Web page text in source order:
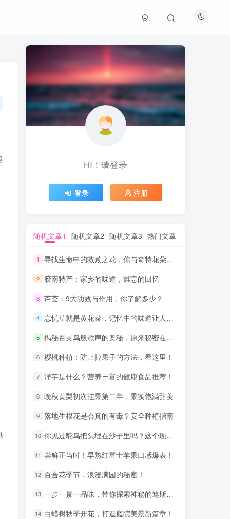
HI！请登录
登录 注册
随机文章1 随机文章2 随机文章3 热门文章
1 寻找生命中的救赎之花，你与奇特花朵的缘分在这里
2 胶南特产：家乡的味道，难忘的回忆
3 芦荟：9大功效与作用，你了解多少？
4 忘忧草就是黄花菜，记忆中的味道让人陶醉
5 揭秘百灵鸟般歌声的奥秘，原来秘密在这款耳机中
6 樱桃种植：防止掉果子的方法，看这里！
7 洋芋是什么？营养丰富的健康食品推荐！
8 晚秋黄梨初次挂果第二年，果实饱满甜美
9 落地生根花是否真的有毒？安全种植指南
10 你见过鸵鸟把头埋在沙子里吗？这个现象真神奇！
11 尝鲜正当时！早熟红富士苹果口感爆表！
12 百合花季节，浪漫满园的秘密！
13 一步一景一品味，带你探索神秘的笃斯产地
14 白蜡树秋季开花，打造庭院美景新篇章！
HI！请登录
登录 注册
随机文章1 随机文章2 随机文章3 热门文章
1 寻找生命中的救赎之花，你与奇特花朵的缘分在这里
2 胶南特产：家乡的味道，难忘的回忆
3 芦荟：9大功效与作用，你了解多少？
4 忘忧草就是黄花菜，记忆中的味道让人陶醉
5 揭秘百灵鸟般歌声的奥秘，原来秘密在这款耳机中
6 樱桃种植：防止掉果子的方法，看这里！
7 洋芋是什么？营养丰富的健康食品推荐！
8 晚秋黄梨初次挂果第二年，果实饱满甜美
9 落地生根花是否真的有毒？安全种植指南
10 你见过鸵鸟把头埋在沙子里吗？这个现象真神奇！
11 尝鲜正当时！早熟红富士苹果口感爆表！
12 百合花季节，浪漫满园的秘密！
13 一步一景一品味，带你探索神秘的笃斯产地
14 白蜡树秋季开花，打造庭院美景新篇章！